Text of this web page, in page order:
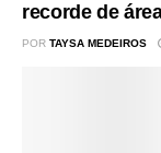
recorde de
POR TAYSA MEDEIROS